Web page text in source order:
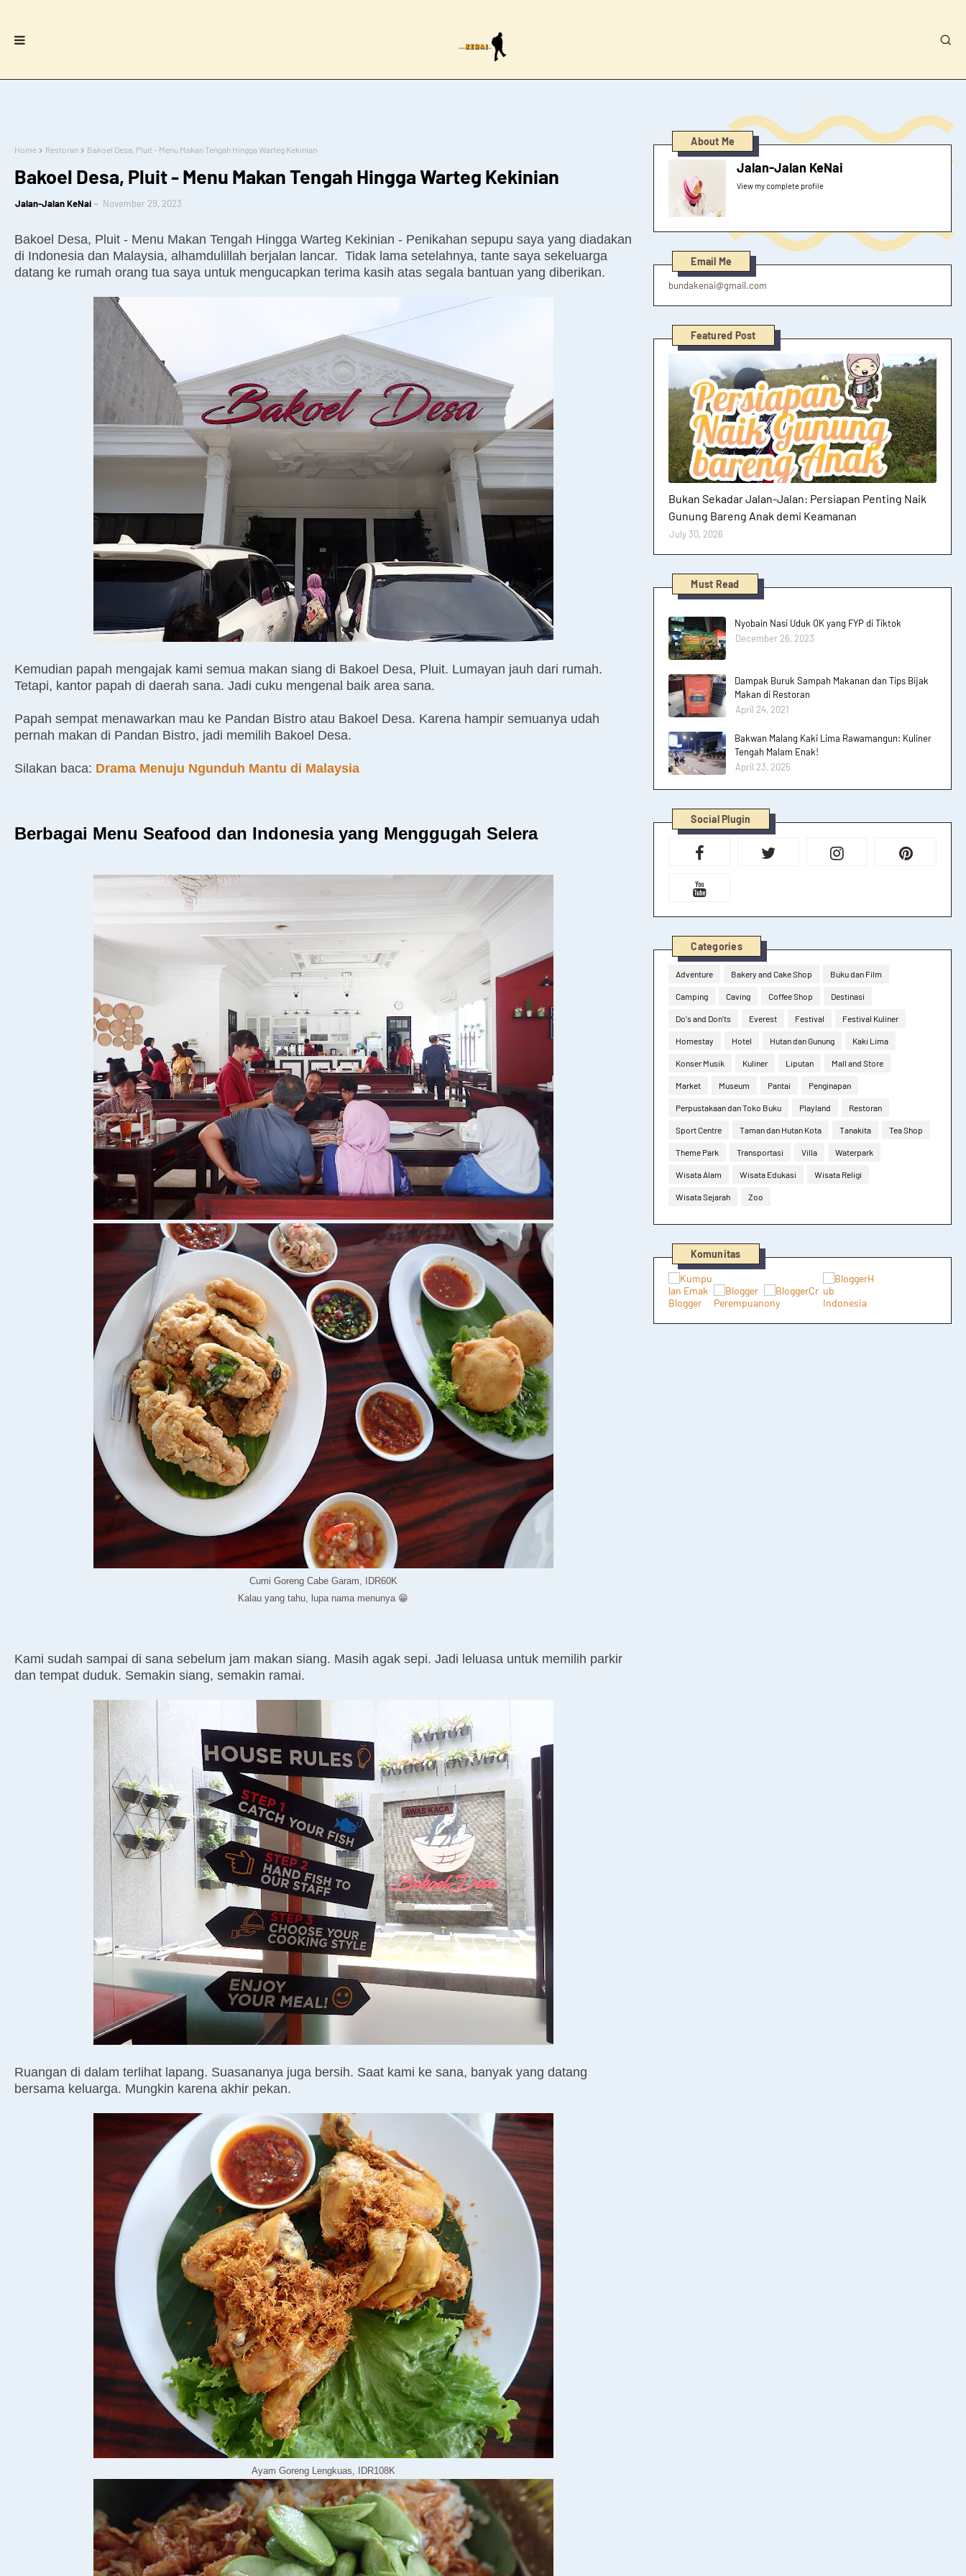
Home Restoran Bakoel Desa, Pluit - Menu Makan Tengah Hingga Warteg Kekinian
Bakoel Desa, Pluit - Menu Makan Tengah Hingga Warteg Kekinian
Jalan-Jalan KeNai November 29, 2023
Bakoel Desa, Pluit - Menu Makan Tengah Hingga Warteg Kekinian - Penikahan sepupu saya yang diadakan
di Indonesia dan Malaysia, alhamdulillah berjalan lancar. Tidak lama setelahnya, tante saya sekeluarga
datang ke rumah orang tua saya untuk mengucapkan terima kasih atas segala bantuan yang diberikan.
Kemudian papah mengajak kami semua makan siang di Bakoel Desa, Pluit. Lumayan jauh dari rumah.
Tetapi, kantor papah di daerah sana. Jadi cuku mengenal baik area sana.
Papah sempat menawarkan mau ke Pandan Bistro atau Bakoel Desa. Karena hampir semuanya udah
pernah makan di Pandan Bistro, jadi memilih Bakoel Desa.
Silakan baca: Drama Menuju Ngunduh Mantu di Malaysia
Berbagai Menu Seafood dan Indonesia yang Menggugah Selera
Cumi Goreng Cabe Garam, IDR60K
Kalau yang tahu, lupa nama menunya 😁
Kami sudah sampai di sana sebelum jam makan siang. Masih agak sepi. Jadi leluasa untuk memilih parkir
dan tempat duduk. Semakin siang, semakin ramai.
Ruangan di dalam terlihat lapang. Suasananya juga bersih. Saat kami ke sana, banyak yang datang
bersama keluarga. Mungkin karena akhir pekan.
Ayam Goreng Lengkuas, IDR108K
About Me
Jalan-Jalan KeNai
View my complete profile
Email Me
bundakenai@gmail.com
Featured Post
Bukan Sekadar Jalan-Jalan: Persiapan Penting Naik
Gunung Bareng Anak demi Keamanan
July 30, 2026
Must Read
Nyobain Nasi Uduk OK yang FYP di Tiktok
December 26, 2023
Dampak Buruk Sampah Makanan dan Tips Bijak
Makan di Restoran
April 24, 2021
Bakwan Malang Kaki Lima Rawamangun: Kuliner
Tengah Malam Enak!
April 23, 2025
Social Plugin
Categories
Adventure Bakery and Cake Shop Buku dan Film
Camping Caving Coffee Shop Destinasi
Do's and Don'ts Everest Festival Festival Kuliner
Homestay Hotel Hutan dan Gunung Kaki Lima
Konser Musik Kuliner Liputan Mall and Store
Market Museum Pantai Penginapan
Perpustakaan dan Toko Buku Playland Restoran
Sport Centre Taman dan Hutan Kota Tanakita Tea Shop
Theme Park Transportasi Villa Waterpark
Wisata Alam Wisata Edukasi Wisata Religi
Wisata Sejarah Zoo
Komunitas